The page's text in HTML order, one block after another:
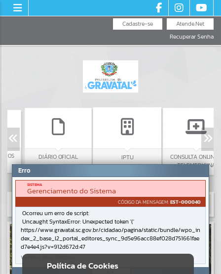
Atende.Net
Cadastre-se
Recuperar Senha
DIÁRIO OFICIAL IPTU
CONSULTA ONLINE -
TELEMEDICINA
Resultados para""
PortaisPolítica de Cookies
Erro
SISTEMA
Gerenciamento do Sistema
CÓDIGO DA MENSAGEM:EST-000040
Ocorreu um erro de script:
Uncaught SyntaxError: Unexpected token '('
https://www.gravatal.sc.gov.br/cidadao/pagina/static/bundle/wpo_in
dex_2_base_l2_portal_editores_sync_9d5e96acc88ef028d751661fae
d7e4e4.js?v=912d672d:47
Verificar Mais Detalhes